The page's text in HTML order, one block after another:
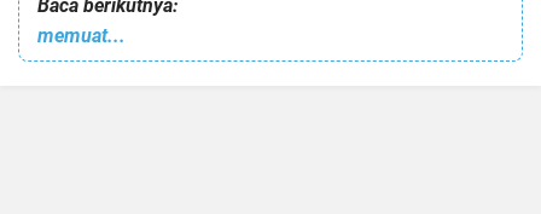
Baca berikutnya:
memuat...